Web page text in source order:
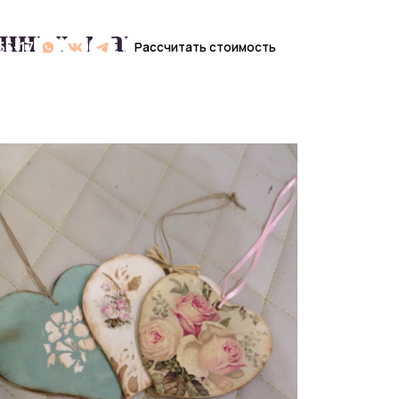
Рассчитать стоимость
Рассчитать стоимость
магнитов